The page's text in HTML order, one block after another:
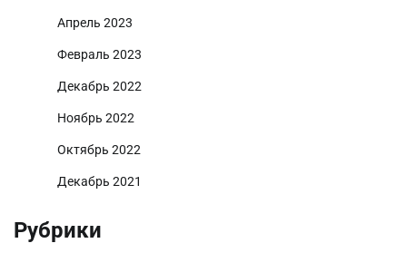
Апрель 2023
Февраль 2023
Декабрь 2022
Ноябрь 2022
Октябрь 2022
Декабрь 2021
Рубрики